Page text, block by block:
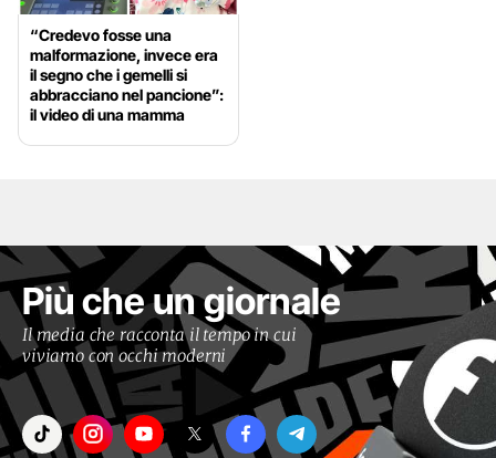
“Credevo fosse una
malformazione, invece era
il segno che i gemelli si
abbracciano nel pancione”:
il video di una mamma
Più che un giornale
Il media che racconta il tempo in cui
viviamo con occhi moderni